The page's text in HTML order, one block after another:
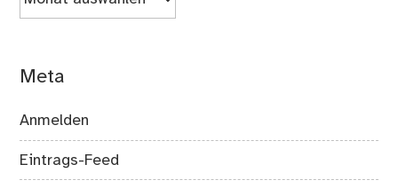
Meta
Anmelden
Eintrags-Feed